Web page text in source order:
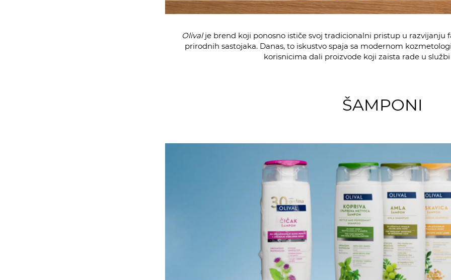
Olivalje brend koji ponosno ističe svoj tradicionalni pristup u razvijanju
prirodnih sastojaka. Danas, to iskustvo spaja sa modernom
korisnicima dali proizvode koji zaista rade u
ŠAMPONI